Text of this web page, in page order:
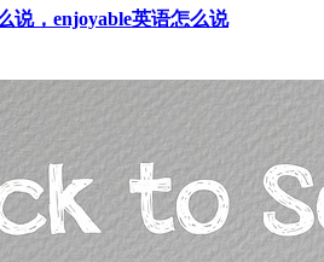
说，enjoyable英语怎么说